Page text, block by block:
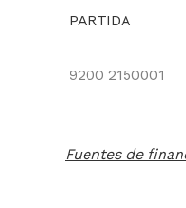
PARTIDA
9200 2150001
Fuentes de